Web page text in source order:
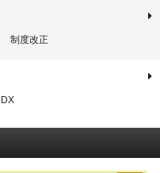
制度改正
DX